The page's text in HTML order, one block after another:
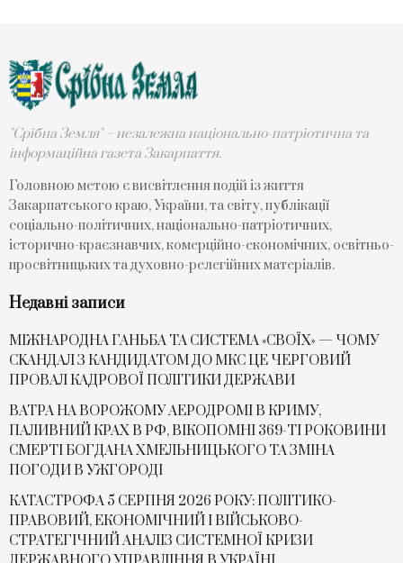
"Срібна Земля" – незалежна національно-патріотична та
інформаційна газета Закарпаття.
Головною метою є висвітлення подій із життя
Закарпатського краю, України, та світу, публікації
соціально-політичних, національно-патріотичних,
історично-краєзнавчих, комерційно-економічних, освітньо-
просвітницьких та духовно-релегійних матеріалів.
Недавні записи
МІЖНАРОДНА ГАНЬБА ТА СИСТЕМА «СВОЇХ» — ЧОМУ
СKАНДАЛ З КАНДИДАТОМ ДО МКС ЦЕ ЧЕРГОВИЙ
ПРОВАЛ КАДРОВОЇ ПОЛІТИКИ ДЕРЖАВИ
ВАТРА НА ВОРОЖОМУ АЕРОДРОМІ В КРИМУ,
ПАЛИВНИЙ КРАХ В РФ, ВІКОПОМНІ 369-ТІ РОКОВИНИ
СМЕРТІ БОГДАНА ХМЕЛЬНИЦЬКОГО ТА ЗМІНА
ПОГОДИ В УЖГОРОДІ
КАТАСТРОФА 5 СЕРПНЯ 2026 РОКУ: ПОЛІТИКО-
ПРАВОВИЙ, ЕКОНОМІЧНИЙ І ВІЙСЬКОВО-
СТРАТЕГІЧНИЙ АНАЛІЗ СИСТЕМНОЇ КРИЗИ